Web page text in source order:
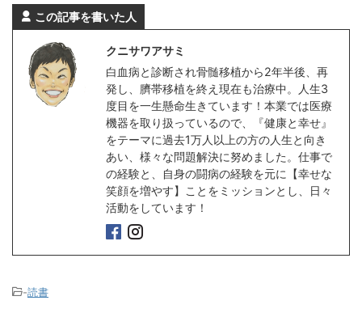
この記事を書いた人
クニサワアサミ
白血病と診断され骨髄移植から2年半後、再
発し、臍帯移植を終え現在も治療中。人生3
度目を一生懸命生きています！本業では医療
機器を取り扱っているので、『健康と幸せ』
をテーマに過去1万人以上の方の人生と向き
あい、様々な問題解決に努めました。仕事で
の経験と、自身の闘病の経験を元に【幸せな
笑顔を増やす】ことをミッションとし、日々
活動をしています！
-読書